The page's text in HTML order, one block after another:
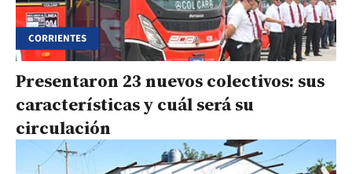
CORRIENTES
Presentaron 23 nuevos colectivos: sus
características y cuál será su
circulación